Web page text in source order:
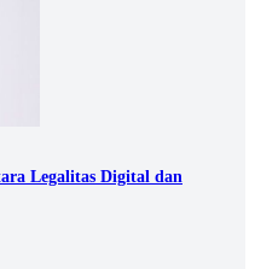
Legalitas Digital dan